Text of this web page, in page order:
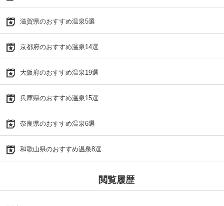
滋賀県のおすすめ温泉5選
京都府のおすすめ温泉14選
大阪府のおすすめ温泉19選
兵庫県のおすすめ温泉15選
奈良県のおすすめ温泉6選
和歌山県のおすすめ温泉8選
閲覧履歴